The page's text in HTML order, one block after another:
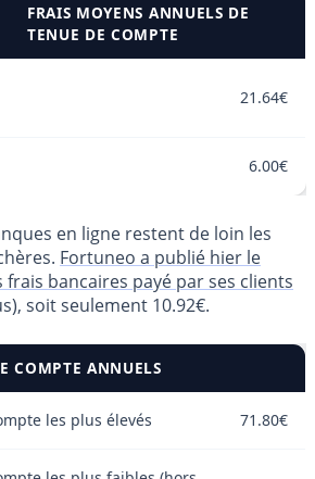
FRAIS MOYENS ANNUELS DE
TENUE DE COMPTE
21.64€
6.00€
en ligne restent de loin les
Fortuneo a publié hier le
bancaires payé par ses clients
soit seulement 10.92€.
COMPTE ANNUELS
les plus élevés 71.80€